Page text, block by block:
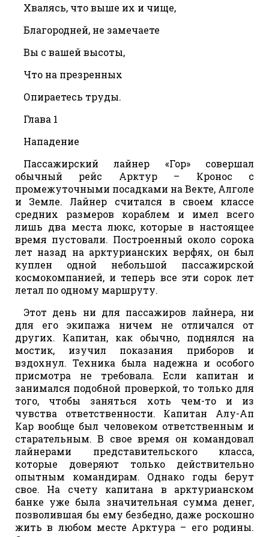
Хвалясь, что выше их и чище,
Благородней, не замечаете
Вы с вашей высоты,
Что на презренных
Опираетесь труды.
Глава 1
Нападение
Пассажирский лайнер «Гор» совершал
обычный рейс Арктур – Кронос с
промежуточными посадками на Векте, Алголе
и Земле. Лайнер считался в своем классе
средних размеров кораблем и имел всего
лишь два места люкс, которые в настоящее
время пустовали. Построенный около сорока
лет назад на арктурианских верфях, он был
куплен одной небольшой пассажирской
космокомпанией, и теперь все эти сорок лет
летал по одному маршруту.
Этот день ни для пассажиров лайнера, ни
для его экипажа ничем не отличался от
других. Капитан, как обычно, поднялся на
мостик, изучил показания приборов и
вздохнул. Техника была надежна и особого
присмотра не требовала. Если капитан и
занимался подобной проверкой, то только для
того, чтобы заняться хоть чем-то и из
чувства ответственности. Капитан Алу-Ап
Кар вообще был человеком ответственным и
старательным. В свое время он командовал
лайнерами представительского класса,
которые доверяют только действительно
опытным командирам. Однако годы берут
свое. На счету капитана в арктурианском
банке уже была значительная сумма денег,
позволившая бы ему безбедно, даже роскошно
жить в любом месте Арктура – его родины.